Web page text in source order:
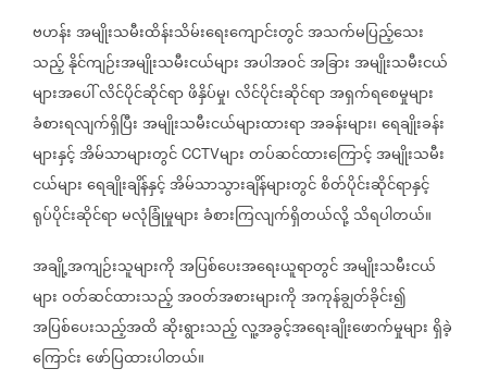
ဗဟန်းအမျိုးသမီးထိန်းသိမ်းရေးကျောင်းတွင်အသက်မပြည့်သေး
သည့်နိုင်ကျဉ်းအမျိုးသမီးငယ်များအပါအဝင်အခြားအမျိုးသမီးငယ်
များအပေါ်လိင်ပိုင်ဆိုင်ရာဖိနှိပ်မှု၊လိင်ပိုင်းဆိုင်ရာအရှက်ရစေမှုများ
ခံစားရလျက်ရှိပြီးအမျိုးသမီးငယ်များထားရာအခန်းများ၊ရေချိုးခန်း
များနှင့်အိမ်သာများတွင် CCTVများတပ်ဆင်ထားကြောင့်အမျိုးသမီး
ငယ်များရေချိုးချိန်နှင့်အိမ်သာသွားချိန်များတွင်စိတ်ပိုင်းဆိုင်ရာနှင့်
ရုပ်ပိုင်းဆိုင်ရာမလုံခြုံမှုများခံစားကြလျက်ရှိတယ်လို့သိရပါတယ်။
အချို့အကျဉ်းသူများကိုအပြစ်ပေးအရေးယူရာတွင်အမျိုးသမီးငယ်
များဝတ်ဆင်ထားသည့်အဝတ်အစားများကိုအကုန်ချွတ်ခိုင်း၍
အပြစ်ပေးသည့်အထိဆိုးရွားသည့်လူ့အခွင့်အရေးချိုးဖောက်မှုများရှိခဲ့
ကြောင်းဖော်ပြထားပါတယ်။